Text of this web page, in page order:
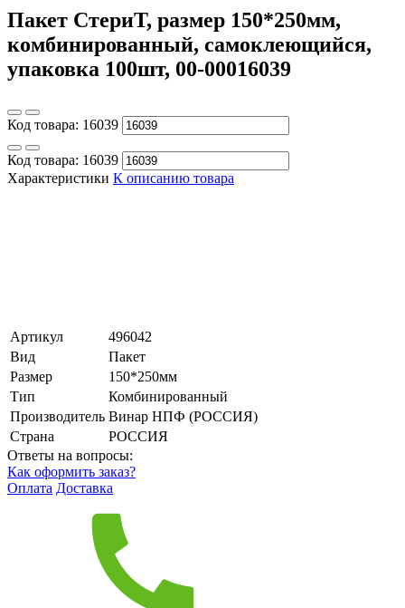
Пакет СтериТ, размер 150*250мм,
комбинированный, самоклеющийся,
упаковка 100шт, 00-00016039
Код товара: 16039
Код товара: 16039
Характеристики К описанию товара
Артикул
496042
Вид
Пакет
Размер
150*250мм
Тип
Комбинированный
Производитель Винар НПФ (РОССИЯ)
Страна
РОССИЯ
Ответы на вопросы:
Как оформить заказ?
Оплата Доставка